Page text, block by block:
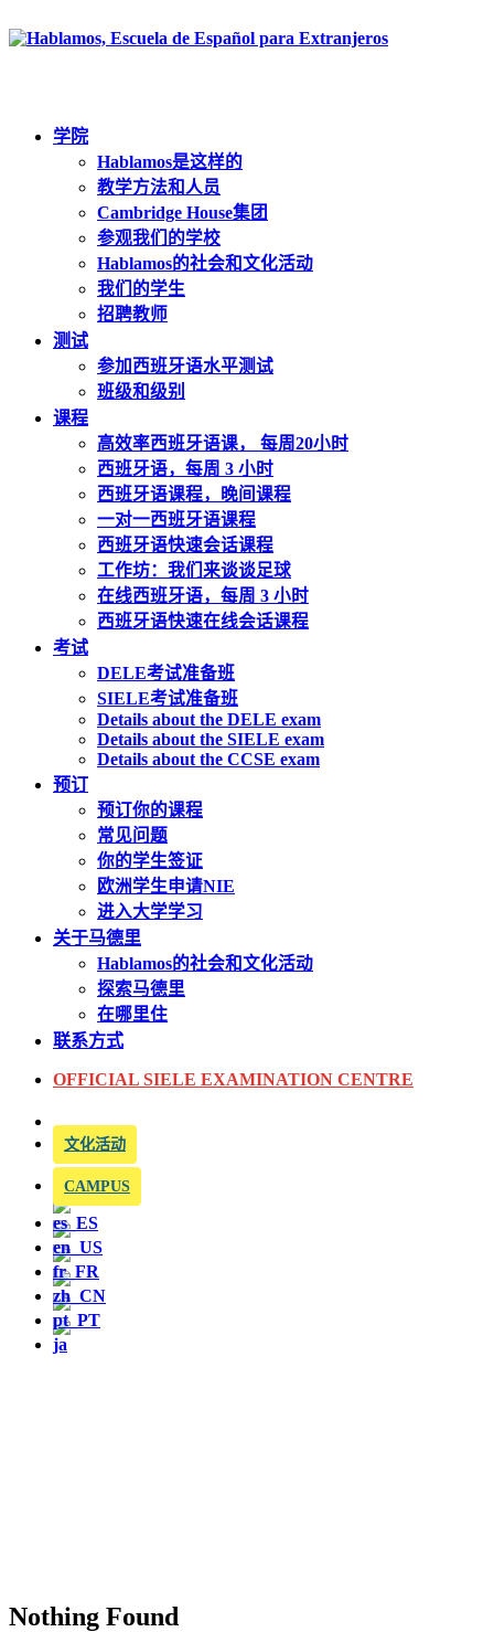
学院
Hablamos是这样的
教学方法和人员
Cambridge House集团
参观我们的学校
Hablamos的社会和文化活动
我们的学生
招聘教师
测试
参加西班牙语水平测试
班级和级别
课程
高效率西班牙语课， 每周20小时
西班牙语，每周 3 小时
西班牙语课程，晚间课程
一对一西班牙语课程
西班牙语快速会话课程
工作坊：我们来谈谈足球
在线西班牙语，每周 3 小时
西班牙语快速在线会话课程
考试
DELE考试准备班
SIELE考试准备班
Details about the DELE exam
Details about the SIELE exam
Details about the CCSE exam
预订
预订你的课程
常见问题
你的学生签证
欧洲学生申请NIE
进入大学学习
关于马德里
Hablamos的社会和文化活动
探索马德里
在哪里住
联系方式
OFFICIAL SIELE EXAMINATION CENTRE
文化活动
CAMPUS
Nothing Found